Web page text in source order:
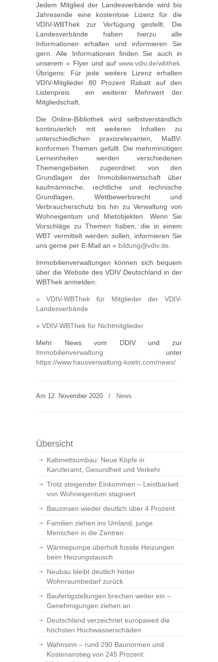
Jedem Mitglied der Landesverbände wird bis
Jahresende eine kostenlose Lizenz für die
VDIV-WBThek zur Verfügung gestellt. Die
Landesverbände haben hierzu alle
Informationen erhalten und informieren Sie
gern. Alle Informationen finden Sie auch in
unserem » Flyer und auf www.vdiv.de/wbthek
Übrigens: Für jede weitere Lizenz erhalten
VDIV-Mitglieder 80 Prozent Rabatt auf den
Listenpreis  ein weiterer Mehrwert der
Mitgliedschaft.
Die Online-Bibliothek wird selbstverständlich
kontinuierlich mit weiteren Inhalten zu
unterschiedlichen praxisrelevanten, MaBV-
konformen Themen gefüllt. Die mehrminütigen
Lerneinheiten werden verschiedenen
Themengebieten zugeordnet: von den
Grundlagen der Immobilienwirtschaft über
kaufmännische, rechtliche und technische
Grundlagen, Wettbewerbsrecht und
Verbraucherschutz bis hin zu Verwaltung von
Wohneigentum und Mietobjekten. Wenn Sie
Vorschläge zu Themen haben, die in einem
WBT vermittelt werden sollen, informieren Sie
uns gerne per E-Mail an » bildung@vdiv.de
Immobilienverwaltungen können sich bequem
über die Website des VDIV Deutschland in der
WBThek anmelden:
» VDIV-WBThek für Mitglieder der VDIV-
Landesverbände
» VDIV-WBThek für Nichtmitglieder
Mehr News vom DDIV und zur
Immobilienverwaltung unter
https://www.hausverwaltung-koeln.com/news/
Am 12. November 2020 / News
Übersicht
Kabinettsumbau: Neue Köpfe in
Kanzleramt, Gesundheit und Verkehr
Trotz steigender Einkommen – Leistbarkeit
von Wohneigentum stagniert
Bauzinsen wieder deutlich über 4 Prozent
Familien ziehen ins Umland, junge
Menschen in die Zentren
Wärmepumpe überholt fossile Heizungen
beim Heizungstausch
Neubau bleibt deutlich hinter
Wohnraumbedarf zurück
Baufertigstellungen brechen weiter ein –
Genehmigungen ziehen an
Deutschland verzeichnet europaweit die
höchsten Hochwasserschäden
Wahnsinn – rund 290 Baunormen und
Kostenanstieg von 245 Prozent: